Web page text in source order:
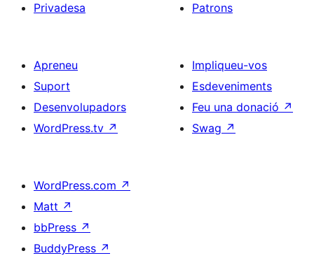
Privadesa
Patrons
Apreneu
Suport
Desenvolupadors
WordPress.tv ↗
Impliqueu-vos
Esdeveniments
Feu una donació ↗
Swag ↗
WordPress.com ↗
Matt ↗
bbPress ↗
BuddyPress ↗